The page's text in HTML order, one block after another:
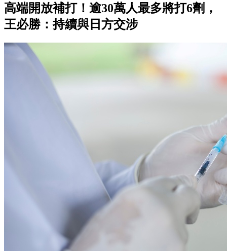
高端開放補打！逾30萬人最多將打6劑，
王必勝：持續與日方交涉